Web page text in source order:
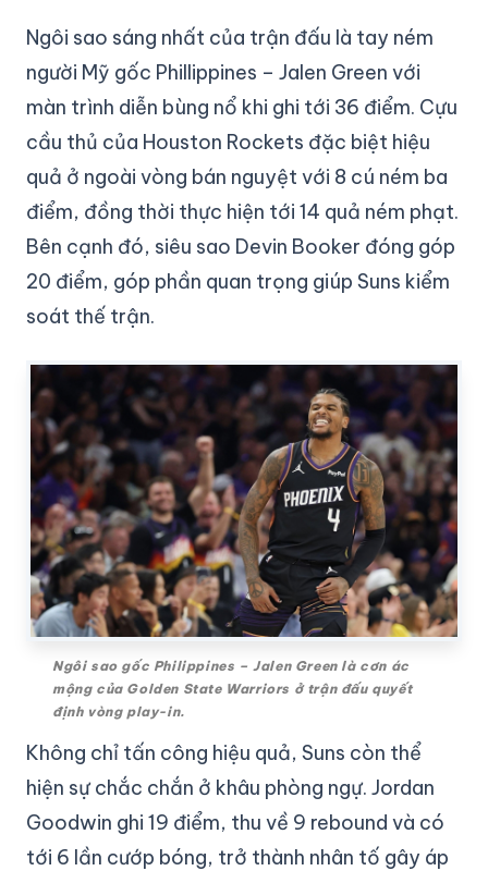
Ngôi sao sáng nhất của trận đấu là tay ném
người Mỹ gốc Phillippines – Jalen Green với
màn trình diễn bùng nổ khi ghi tới 36 điểm. Cựu
cầu thủ của Houston Rockets đặc biệt hiệu
quả ở ngoài vòng bán nguyệt với 8 cú ném ba
điểm, đồng thời thực hiện tới 14 quả ném phạt.
Bên cạnh đó, siêu sao Devin Booker đóng góp
20 điểm, góp phần quan trọng giúp Suns kiểm
soát thế trận.
Ngôi sao gốc Philippines – Jalen Green là cơn ác
mộng của Golden State Warriors ở trận đấu quyết
định vòng play-in.
Không chỉ tấn công hiệu quả, Suns còn thể
hiện sự chắc chắn ở khâu phòng ngự. Jordan
Goodwin ghi 19 điểm, thu về 9 rebound và có
tới 6 lần cướp bóng, trở thành nhân tố gây áp